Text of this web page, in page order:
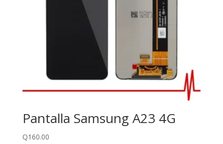
Pantalla Samsung A23 4G
Q160.00